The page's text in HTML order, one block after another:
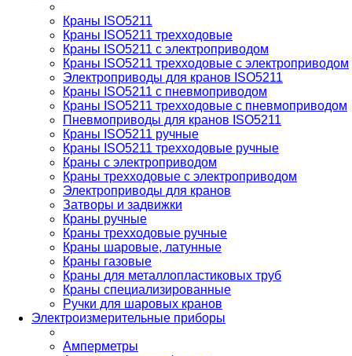
Краны ISO5211
Краны ISO5211 трехходовые
Краны ISO5211 с электроприводом
Краны ISO5211 трехходовые с электроприводом
Электроприводы для кранов ISO5211
Краны ISO5211 с пневмоприводом
Краны ISO5211 трехходовые с пневмоприводом
Пневмоприводы для кранов ISO5211
Краны ISO5211 ручные
Краны ISO5211 трехходовые ручные
Краны с электроприводом
Краны трехходовые с электроприводом
Электроприводы для кранов
Затворы и задвижки
Краны ручные
Краны трехходовые ручные
Краны шаровые, латунные
Краны газовые
Краны для металлопластиковых труб
Краны специализированные
Ручки для шаровых кранов
Электроизмерительные приборы
Амперметры